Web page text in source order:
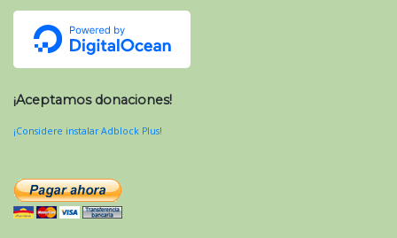
¡Aceptamos donaciones!
¡Considere instalar Adblock Plus!